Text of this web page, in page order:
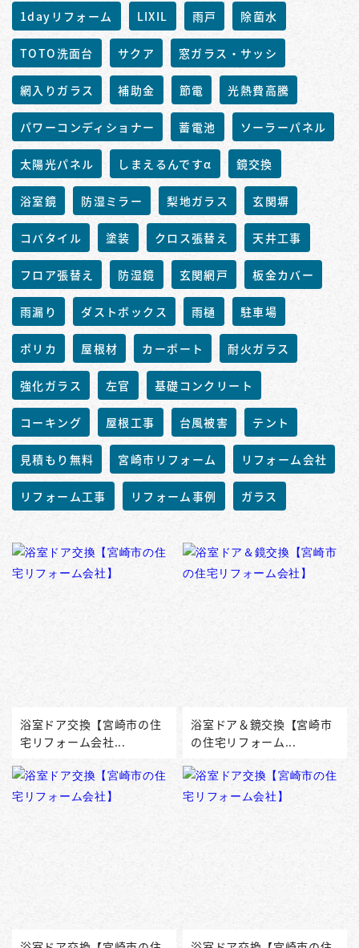
1dayリフォーム LIXIL 雨戸 除菌水
TOTO洗面台 サクア 窓ガラス・サッシ
網入りガラス 補助金 節電 光熱費高騰
パワーコンディショナー 蓄電池 ソーラーパネル
太陽光パネル しまえるんですα 鏡交換
浴室鏡 防湿ミラー 梨地ガラス 玄関塀
コバタイル 塗装 クロス張替え 天井工事
フロア張替え 防湿鏡 玄関網戸 板金カバー
雨漏り ダストボックス 雨樋 駐車場
ポリカ 屋根材 カーポート 耐火ガラス
強化ガラス 左官 基礎コンクリート
コーキング 屋根工事 台風被害 テント
見積もり無料 宮崎市リフォーム リフォーム会社
リフォーム工事 リフォーム事例 ガラス
浴室ドア交換【宮崎市の住
宅リフォーム会社...
浴室ドア＆鏡交換【宮崎市
の住宅リフォーム...